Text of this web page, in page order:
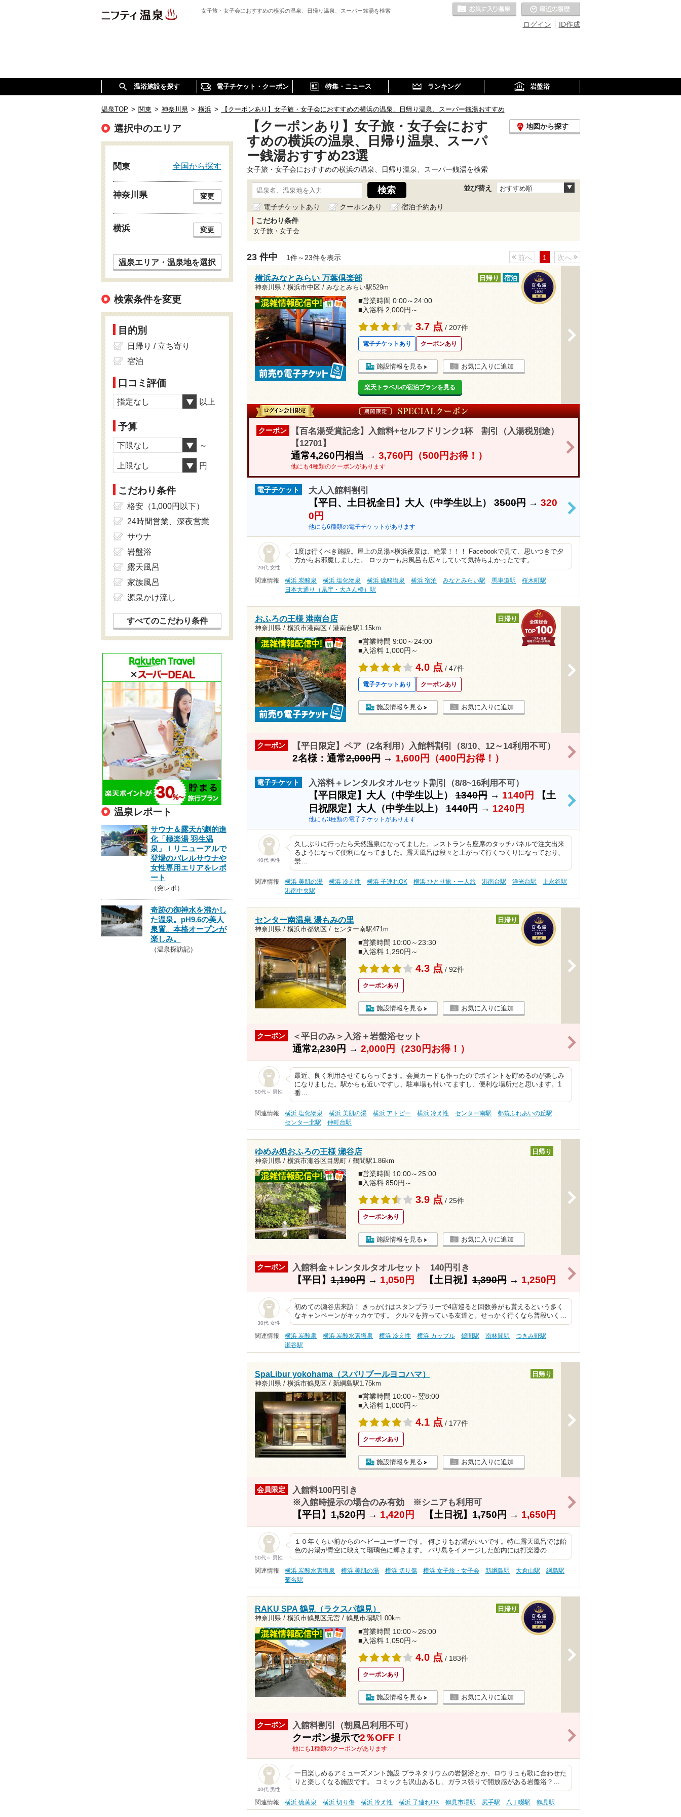
女子旅・女子会におすすめの横浜の温泉、日帰り温泉、スーパー銭湯を検索
ID作成
ログイン
お気に入りの温泉
温浴施設を探す 電子チケット・クーポン 特集・ニュース ランキング 岩盤浴
温泉TOP > 関東 > 神奈川県 > 横浜 > 【クーポンあり】女子旅・女子会におすすめの横浜の温泉、日帰り温泉、スーパー銭湯おすすめ
【クーポンあり】女子旅・女子会におす
すめの横浜の温泉、日帰り温泉、スーパ
ー銭湯おすすめ23選
地図から探す
女子旅・女子会におすすめの横浜の温泉、日帰り温泉、スーパー銭湯を検索
並び替え おすすめ順
電子チケットあり クーポンあり
宿泊予約あり
こだわり条件
女子旅・女子会
23 件中 1件～23件を表示 前へ 1 次へ
横浜みなとみらい 万葉倶楽部
神奈川県 / 横浜市中区 / みなとみらい駅529m
日帰り 宿泊
■営業時間 0:00～24:00
■入浴料 2,000円～
3.7 点 / 207件
電子チケットあり クーポンあり
施設情報を見る お気に入りに追加
楽天トラベルの宿泊プランを見る
クーポン
【百名湯受賞記念】入館料+セルフドリンク1杯 割引（入湯税別途）
【12701】
通常4,260円相当→ 3,760円（500円お得！）
他にも4種類のクーポンがあります
電子チケット 大人入館料割引
【平日、土日祝全日】大人（中学生以上）3500円→ 320
0円
他にも6種類の電子チケットがあります
>
20代 女性
1度は行くべき施設。屋上の足湯×横浜夜景は、絶景！！！ Facebookで見て、思いつきで夕
方からお邪魔しました。 ロッカーもお風呂も広々していて気持ちよかったです。…
関連情報 横浜 炭酸泉 横浜 塩化物泉 横浜 硫酸塩泉 横浜 宿泊 みなとみらい駅 馬車道駅
桜木町駅
日本大通り（県庁・大さん橋）駅
おふろの王様 港南台店
神奈川県 / 横浜市港南区 / 港南台駅1.15km
日帰り
■営業時間 9:00～24:00
■入浴料 1,000円～
4.0 点 / 47件
電子チケットあり クーポンあり
施設情報を見る お気に入りに追加
クーポン 【平日限定】ペア（2名利用）入館料割引（8/10、12～14利用不可）
2名様：通常2,000円→ 1,600円（400円お得！）
電子チケット 入浴料＋レンタルタオルセット割引（8/8~16利用不可）
【平日限定】大人（中学生以上）1340円→ 1140円
【土
日祝限定】大人（中学生以上）1440円→ 1240円
他にも3種類の電子チケットがあります
>
40代 男性
久しぶりに行ったら天然温泉になってました。レストランも座席のタッチパネルで注文出来
るようになって便利になってました。露天風呂は段々と上がって行くつくりになっており、
景…
関連情報 横浜 美肌の湯 横浜 冷え性 横浜 子連れOK 横浜 ひとり旅・一人旅 港南台駅 洋光台駅
上永谷駅
港南中央駅
センター南温泉 湯もみの里
神奈川県 / 横浜市都筑区 / センター南駅471m
日帰り
■営業時間 10:00～23:30
■入浴料 1,290円～
4.3 点 / 92件
クーポンあり
施設情報を見る お気に入りに追加
クーポン ＜平日のみ＞入浴＋岩盤浴セット
通常2,230円→ 2,000円（230円お得！）
50代～ 男性
最近、良く利用させてもらってます。会員カードも作ったのでポイントを貯めるのが楽しみ
になりました。駅からも近いですし、駐車場も付いてますし、便利な場所だと思います。1
番…
関連情報 横浜 塩化物泉 横浜 美肌の湯 横浜 アトピー 横浜 冷え性 センター南駅
都筑ふれあいの丘駅
センター北駅
仲町台駅
ゆめみ処おふろの王様 瀬谷店
神奈川県 / 横浜市瀬谷区目黒町 / 鶴間駅1.86km
日帰り
■営業時間 10:00～25:00
■入浴料 850円～
3.9 点 / 25件
クーポンあり
施設情報を見る お気に入りに追加
クーポン 入館料金＋レンタルタオルセット 140円引き
【平日】1,190円→ 1,050円 【土日祝】1,390円→ 1,250円
30代 女性
初めての瀬谷店来訪！ きっかけはスタンプラリーで4店巡ると回数券がも貰えるという多く
なキャンペーンがキッカケです。 クルマを持っている友達と。せっかく行くなら普段いく…
関連情報 横浜 炭酸泉 横浜 炭酸水素塩泉 横浜 冷え性 横浜 カップル 鶴間駅 南林間駅
つきみ野駅
瀬谷駅
SpaLibur yokohama（スパリブールヨコハマ）
神奈川県 / 横浜市鶴見区 / 新綱島駅1.75km
日帰り
■営業時間 10:00～翌8:00
■入浴料 1,000円～
4.1 点 / 177件
クーポンあり
施設情報を見る お気に入りに追加
会員限定
入館料100円引き
※入館時提示の場合のみ有効 ※シニアも利用可
【平日】1,520円→ 1,420円 【土日祝】1,750円→ 1,650円
50代～ 男性
１０年くらい前からのヘビーユーザーです。 何よりもお湯がいいです。特に露天風呂では飴
色のお湯が青空に映えて瑠璃色に輝きます。 バリ島をイメージした館内には打楽器の…
関連情報 横浜 炭酸水素塩泉 横浜 美肌の湯 横浜 切り傷 横浜 女子旅・女子会 新綱島駅 大倉山駅
綱島駅
菊名駅
RAKU SPA 鶴見（ラクスパ鶴見）
神奈川県 / 横浜市鶴見区元宮 / 鶴見市場駅1.00km
日帰り
■営業時間 10:00～26:00
■入浴料 1,050円～
4.0 点 / 183件
クーポンあり
施設情報を見る お気に入りに追加
クーポン 入館料割引（朝風呂利用不可）
クーポン提示で2％OFF！
他にも1種類のクーポンがあります
40代 男性
一日楽しめるアミューズメント施設 プラネタリウムの岩盤浴とか、ロウリュも歌に合わせた
りと楽しくなる施設です。 コミックも沢山あるし、ガラス張りで開放感がある岩盤浴？…
関連情報 横浜 硫黄泉 横浜 切り傷 横浜 冷え性 横浜 子連れOK 鶴見市場駅 尻手駅 八丁畷駅 鶴見駅
選択中のエリア
関東 全国から探す
神奈川県 変更
横浜 変更
温泉エリア・温泉地を選択
検索条件を変更
目的別
日帰り / 立ち寄り
宿泊
口コミ評価
指定なし 以上
予算
下限なし ～
上限なし 円
こだわり条件
格安（1,000円以下）
24時間営業、深夜営業
サウナ
岩盤浴
露天風呂
家族風呂
源泉かけ流し
すべてのこだわり条件
温泉レポート
サウナ＆露天が劇的進
化「極楽湯 羽生温
泉」！リニューアルで
登場のバレルサウナや
女性専用エリアをレポ
ート
（突レポ）
奇跡の御神水を沸かし
た温泉。pH9.6の美人
泉質。本格オープンが
楽しみ。
（温泉探訪記）